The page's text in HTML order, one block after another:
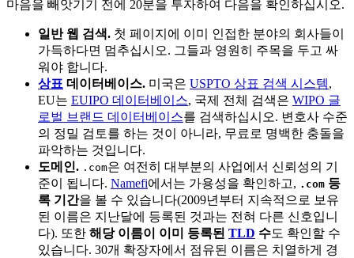
마음을 빼앗기기 전에 20분을 투자하여 다음을 확인하십시오.
일반 웹 검색. 첫 페이지에 이미 인접한 분야의 회사들이
가득하다면 멈추십시오. 그들과 영원히 주목을 두고 싸
워야 합니다.
상표 데이터베이스. 미국은 USPTO 상표 검색 시스템,
EU는 EUIPO 데이터베이스, 국제 전체 검색은 WIPO 글
로벌 브랜드 데이터베이스를 검색하십시오. 변호사 수준
의 정밀 검토를 하는 것이 아니라, 무료로 명백한 충돌을
파악하는 것입니다.
도메인. .com은 여전히 대부분의 사업에서 신뢰성의 기
준이 됩니다. Namefi에서는 가용성을 확인하고, .com 등
록 기간을 볼 수 있습니다(2009년부터 지속적으로 보유
된 이름은 지난달에 등록된 것과는 전혀 다른 신호입니
다). 또한 해당 이름이 이미 등록된 TLD 수도 확인할 수
있습니다. 30개 확장자에서 점유된 이름은 치열하게 경